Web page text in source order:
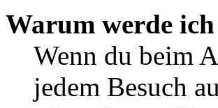
Warum werde
Wenn du beim
jedem Besuch